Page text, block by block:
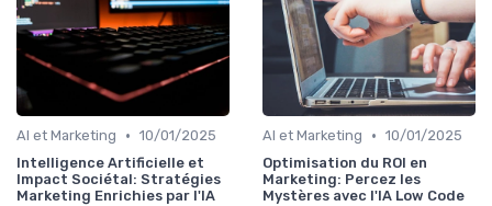
AI et Marketing • 10/01/2025
Intelligence Artificielle et
Impact Sociétal: Stratégies
Marketing Enrichies par l'IA
AI et Marketing • 10/01/2025
Optimisation du ROI en
Marketing: Percez les
Mystères avec l'IA Low Code